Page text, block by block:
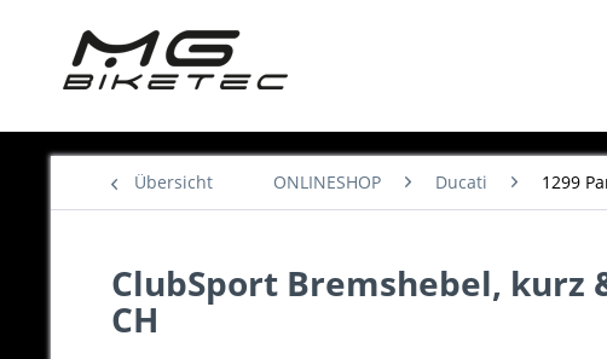
Übersicht ONLINESHOP Ducati 1299
ClubSport Bremshebel, kurz
CH